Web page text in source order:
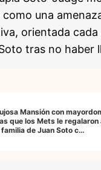
una
orientada cada
tras no haber
Mansión con
que los Mets le regalaron
familia de Juan Soto c…